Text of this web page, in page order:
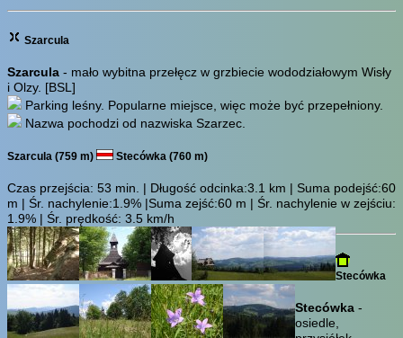
Szarcula
Szarcula - mało wybitna przełęcz w grzbiecie wododziałowym Wisły
i Olzy. [BSL]
Parking leśny. Popularne miejsce, więc może być przepełniony.
Nazwa pochodzi od nazwiska Szarzec.
Szarcula (759 m) Stecówka (760 m)
Czas przejścia: 53 min.
| Długość odcinka:3.1 km | Suma podejść:60
m | Śr. nachylenie:1.9% |Suma zejść:60 m | Śr. nachylenie w zejściu:
1.9% | Śr. prędkość: 3.5 km/h
Stecówka
Stecówka -
osiedle,